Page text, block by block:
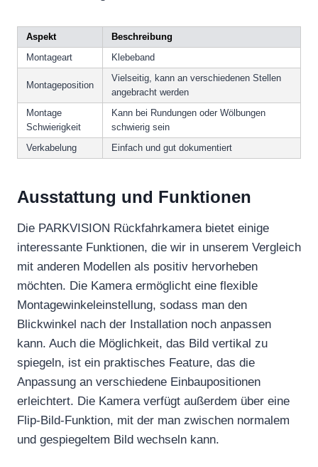
Aspekt
Beschreibung
Montageart
Klebeband
Montageposition
Vielseitig, kann an verschiedenen Stellen
angebracht werden
Montage
Schwierigkeit
Kann bei Rundungen oder Wölbungen
schwierig sein
Verkabelung
Einfach und gut dokumentiert
Ausstattung und Funktionen
Die PARKVISION Rückfahrkamera bietet einige
interessante Funktionen, die wir in unserem Vergleich
mit anderen Modellen als positiv hervorheben
möchten. Die Kamera ermöglicht eine flexible
Montagewinkeleinstellung, sodass man den
Blickwinkel nach der Installation noch anpassen
kann. Auch die Möglichkeit, das Bild vertikal zu
spiegeln, ist ein praktisches Feature, das die
Anpassung an verschiedene Einbaupositionen
erleichtert. Die Kamera verfügt außerdem über eine
Flip-Bild-Funktion, mit der man zwischen normalem
und gespiegeltem Bild wechseln kann.